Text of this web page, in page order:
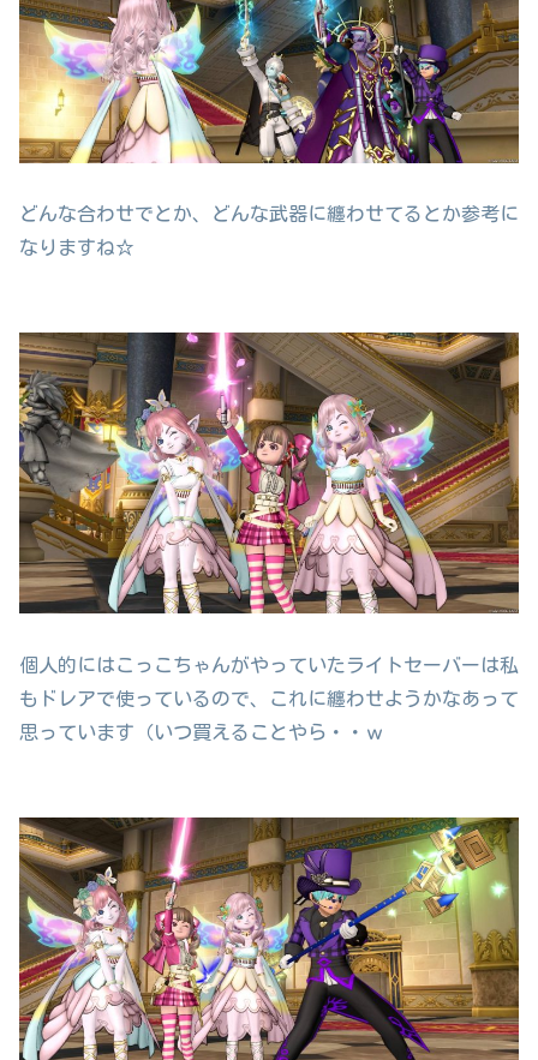
どんな合わせでとか、どんな武器に纏わせてるとか参考に
なりますね☆
個人的にはこっこちゃんがやっていたライトセーバーは私
もドレアで使っているので、これに纏わせようかなあって
思っています（いつ買えることやら・・ｗ